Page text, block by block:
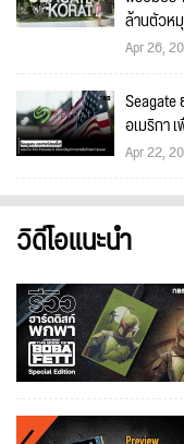
ล้านตัวห
Apr 26,
อเมริกา
Apr 22,
วิดีโอแนะนำ